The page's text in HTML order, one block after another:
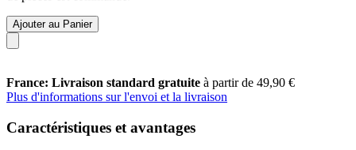
Ajouter au Panier
France: Livraison standard gratuite à partir de 49,90 €
Plus d'informations sur l'envoi et la livraison
Caractéristiques et avantages